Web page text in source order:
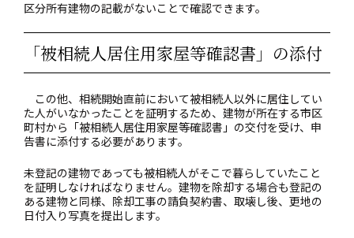
区分所有建物の記載がないことで確認できます。
「被相続人居住用家屋等確認書」の添付
この他、相続開始直前において被相続人以外に居住してい
た人がいなかったことを証明するため、建物が所在する市区
町村から「被相続人居住用家屋等確認書」の交付を受け、申
告書に添付する必要があります。
未登記の建物であっても被相続人がそこで暮らしていたこと
を証明しなければなりません。建物を除却する場合も登記の
ある建物と同様、除却工事の請負契約書、取壊し後、更地の
日付入り写真を提出します。